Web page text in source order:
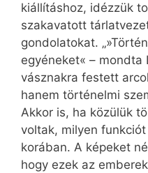
kiállításhoz, idézzük
szakavatott
gondolatokat.
egyéneket« – mondta
vásznakra festett
hanem történelmi
Akkor is, ha közülük
voltak, milyen
korában. A képeket
hogy ezek az